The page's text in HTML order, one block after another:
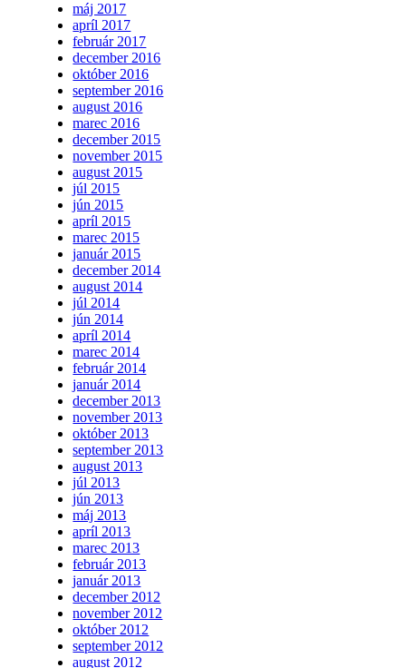
máj 2017
apríl 2017
február 2017
december 2016
október 2016
september 2016
august 2016
marec 2016
december 2015
november 2015
august 2015
júl 2015
jún 2015
apríl 2015
marec 2015
január 2015
december 2014
august 2014
júl 2014
jún 2014
apríl 2014
marec 2014
február 2014
január 2014
december 2013
november 2013
október 2013
september 2013
august 2013
júl 2013
jún 2013
máj 2013
apríl 2013
marec 2013
február 2013
január 2013
december 2012
november 2012
október 2012
september 2012
august 2012